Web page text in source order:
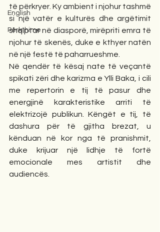
English
Përkthime
të përkryer. Ky ambient i njohur tashmë
si një vatër e kulturës dhe argëtimit
shqiptar në diasporë, mirëpriti emra të
njohur të skenës, duke e kthyer natën
në një festë të paharrueshme.
Në qendër të kësaj nate të veçantë
spikati zëri dhe karizma e Ylli Baka, i cili
me repertorin e tij të pasur dhe
energjinë karakteristike arriti të
elektrizojë publikun. Këngët e tij, të
dashura për të gjitha brezat, u
kënduan në kor nga të pranishmit,
duke krijuar një lidhje të fortë
emocionale mes artistit dhe
audiencës.